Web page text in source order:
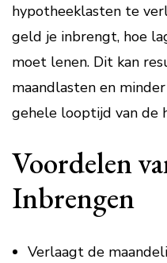
hypotheeklasten te
geld je inbrengt, hoe
moet lenen. Dit kan
maandlasten en
gehele looptijd van de
Voordelen
Inbrengen
Verlaagt de